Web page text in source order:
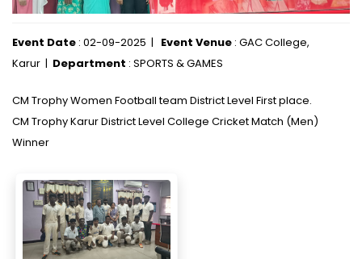
Event Date : 02-09-2025 | Event Venue : GAC College,
Karur | Department : SPORTS & GAMES
CM Trophy Women Football team District Level First place.
CM Trophy Karur District Level College Cricket Match (Men)
Winner